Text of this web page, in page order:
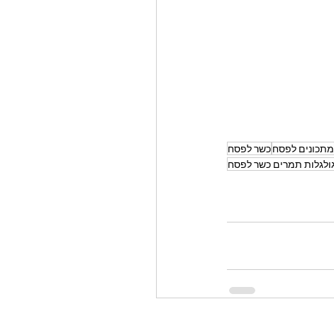
מתכונים לפסחכשר לפסח
תמרים כשר לפסח